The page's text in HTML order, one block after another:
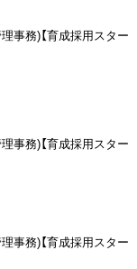
事務)【育成採用スター
事務)【育成採用スター
事務)【育成採用スター